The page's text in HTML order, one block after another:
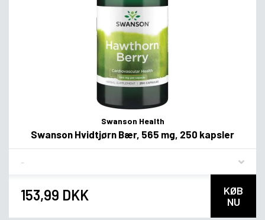
Swanson Health
Swanson Hvidtjørn Bær, 565 mg, 250 kapsler
153,99 DKK
KØB
NU